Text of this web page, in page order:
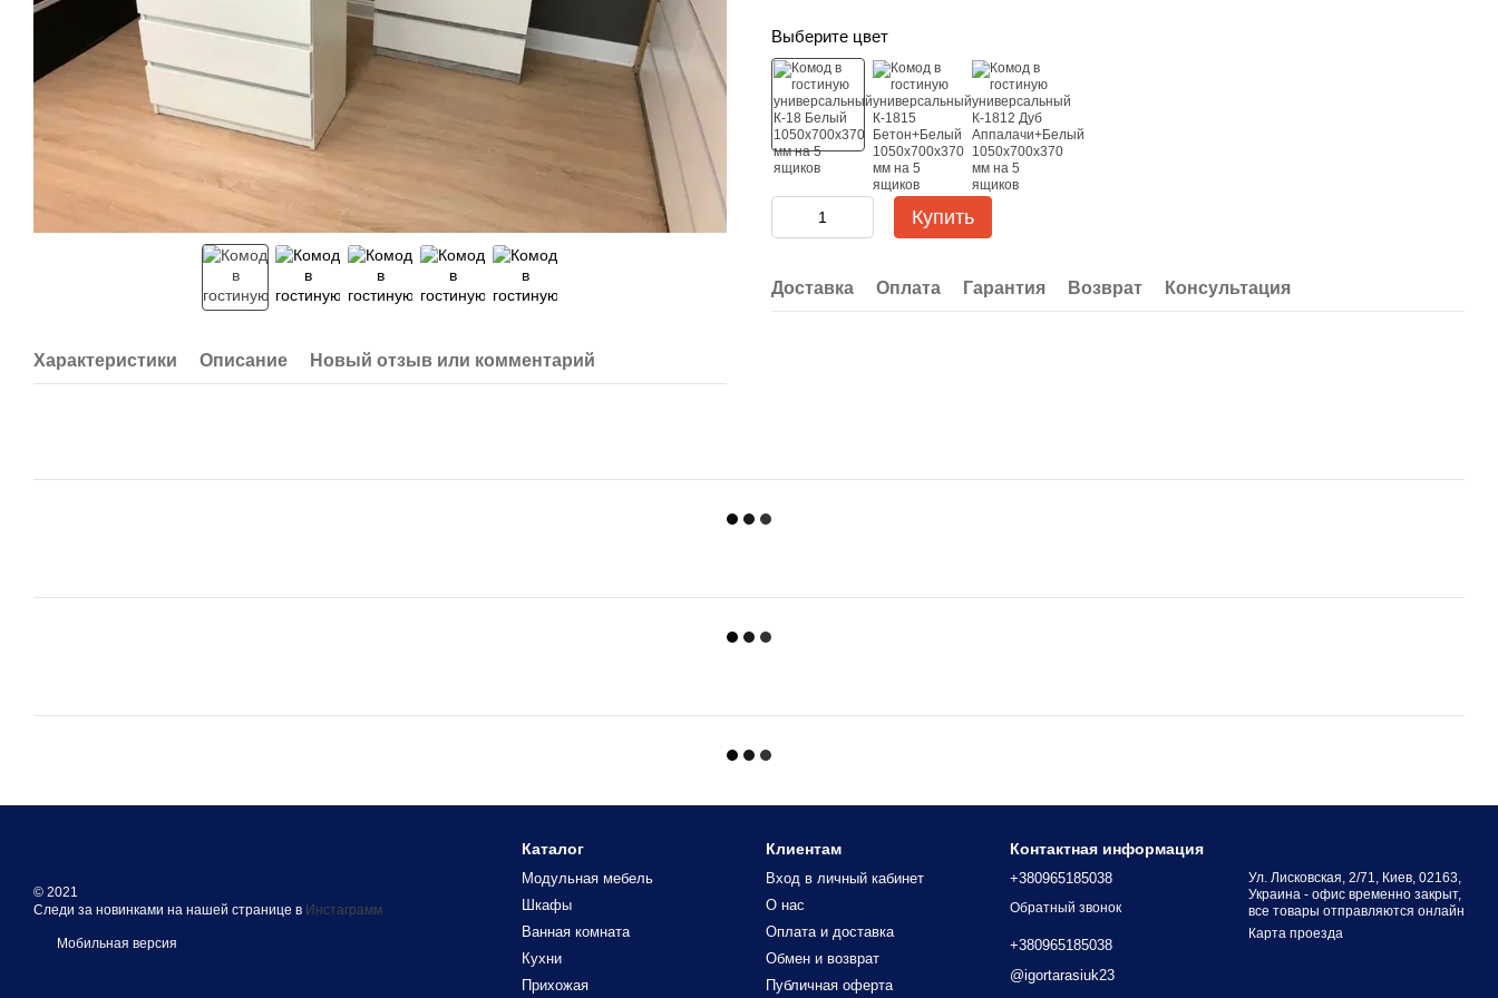
Характеристики Описание Новый отзыв или комментарий
Выберите цвет
Купить
Доставка Оплата Гарантия Возврат Консультация
© 2021
Следи за новинками на нашей странице в Инстаграмм
Мобильная версия
Каталог
Модульная мебель
Шкафы
Ванная комната
Кухни
Прихожая
Клиентам
Вход в личный кабинет
О нас
Оплата и доставка
Обмен и возврат
Публичная оферта
Контактная информация
+380965185038
Обратный звонок
+380965185038
@igortarasiuk23
Ул. Лисковская, 2/71, Киев, 02163,
Украина - офис временно закрыт,
все товары отправляются онлайн
Карта проезда